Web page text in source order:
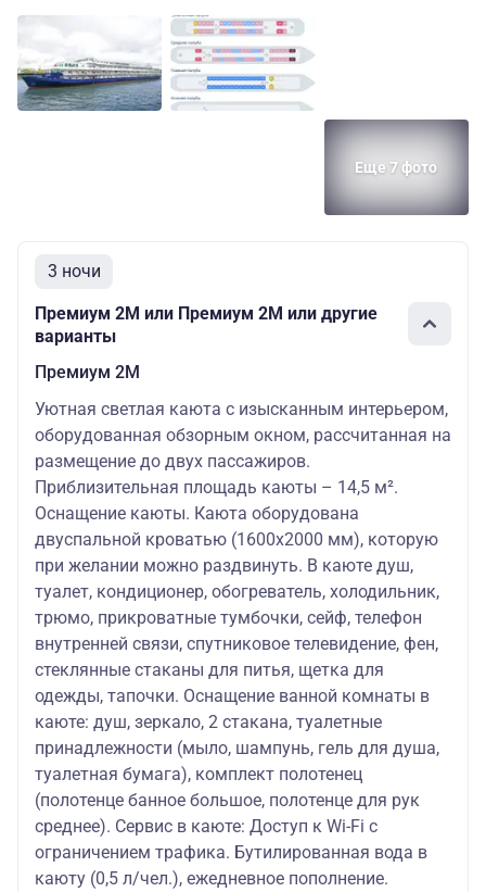
Еще 7 фото
3 ночи
Премиум 2М или Премиум 2М или другие
варианты
Премиум 2М
Уютная светлая каюта с изысканным интерьером,
оборудованная обзорным окном, рассчитанная на
размещение до двух пассажиров.
Приблизительная площадь каюты – 14,5 м².
Оснащение каюты. Каюта оборудована
двуспальной кроватью (1600х2000 мм), которую
при желании можно раздвинуть. В каюте душ,
туалет, кондиционер, обогреватель, холодильник,
трюмо, прикроватные тумбочки, сейф, телефон
внутренней связи, спутниковое телевидение, фен,
стеклянные стаканы для питья, щетка для
одежды, тапочки. Оснащение ванной комнаты в
каюте: душ, зеркало, 2 стакана, туалетные
принадлежности (мыло, шампунь, гель для душа,
туалетная бумага), комплект полотенец
(полотенце банное большое, полотенце для рук
среднее). Сервис в каюте: Доступ к Wi-Fi с
ограничением трафика. Бутилированная вода в
каюту (0,5 л/чел.), ежедневное пополнение.